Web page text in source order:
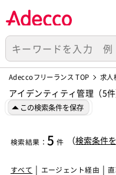
Adeccoフリーランス TOP 求人
アイデンティティ管理（5件
この検索条件を保存
検索結果 ：5 件 （検索条件
すべて エージェント経由